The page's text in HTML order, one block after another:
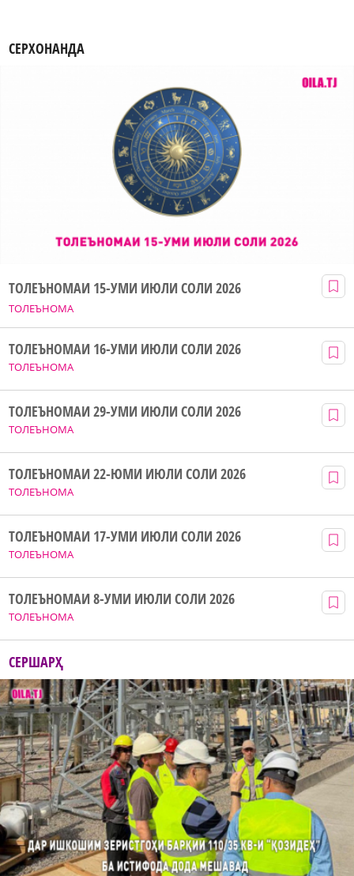
СЕРХОНАНДА
ТОЛЕЪНОМА
ТОЛЕЪНОМАИ 15-УМИ ИЮЛИ СОЛИ 2026
ТОЛЕЪНОМА
ТОЛЕЪНОМАИ 16-УМИ ИЮЛИ СОЛИ 2026
ТОЛЕЪНОМА
ТОЛЕЪНОМАИ 29-УМИ ИЮЛИ СОЛИ 2026
ТОЛЕЪНОМА
ТОЛЕЪНОМАИ 22-ЮМИ ИЮЛИ СОЛИ 2026
ТОЛЕЪНОМА
ТОЛЕЪНОМАИ 17-УМИ ИЮЛИ СОЛИ 2026
ТОЛЕЪНОМА
ТОЛЕЪНОМАИ 8-УМИ ИЮЛИ СОЛИ 2026
СЕРШАРҲ